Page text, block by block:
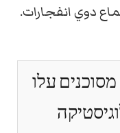
دوي انفجارات.
עלו